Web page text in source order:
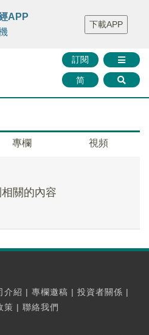
FINMETA 財華證券 媒體矩陣
智庫沙龍
聯絡我們
訂閱
简
APP
下載APP
專欄 視頻
關的內容
介紹 | 專欄邀稿 | 投資者關係 |
策 | 聯絡我們